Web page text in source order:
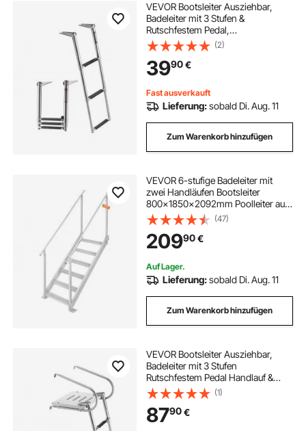
VEVOR Bootsleiter Ausziehbar,
Badeleiter mit 3 Stufen &
Rutschfestem Pedal,
Schwimmdeckleiter mit 272 kg
Tragkraft für Heckeinstieg,
Teleskopleiter aus 304 Edelstahl für
Boote Docks Pontons
Schwimmbad
(2)
3990€
Fast ausverkauft
Lieferung:sobald Di. Aug. 11
Zum Warenkorb hinzufügen
VEVOR 6-stufige Badeleiter mit
zwei Handläufen Bootsleiter
800x1850x2092mm Poolleiter aus
Aluminiumlegierung Treppenleiter
250kg Tragfähigkeit 10cm Pedale
Ideal für Häfen Boot
Schwimmbäder
(47)
20990€
Auf Lager.
Lieferung:sobald Di. Aug. 11
Zum Warenkorb hinzufügen
VEVOR Bootsleiter Ausziehbar,
Badeleiter mit 3 Stufen
Rutschfestem Pedal Handlauf &
Plattform, 181 kg Belastbare
Schwimmdeckleiter für
Heckeinstieg, Teleskopleiter aus
Edelstahl für Boote Docks Pool
(1)
8790€